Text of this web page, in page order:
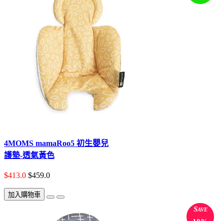
4MOMS mamaRoo5 初生嬰兒
護墊-透氣黃色
$413.0 $459.0
加入購物車
Save